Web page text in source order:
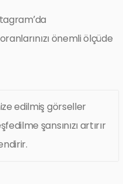
önemli ölçüde
edilmiş görseller
şansınızı artırır